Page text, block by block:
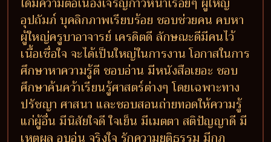
อุปถัมภ์ บุคลิกภาพเรียบร้อย ชอบช่วยคน คบหา
ผู้ใหญ่ครูบาอาจารย์ เครดิตดี ลักษณะดีมีคนไว้
เนื้อเชื่อใจ จะได้เป็นใหญ่ในการงาน โอกาสในการ
ศึกษาหาความรู้ดี ชอบอ่าน มีหนังสือเยอะ ชอบ
ศึกษาค้นคว้าเรียนรู้ศาสตร์ต่างๆ โดยเฉพาะทาง
ปรัชญา ศาสนา และชอบสอนถ่ายทอดให้ความรู้
แก่ผู้อื่น มีนิสัยใจดี ใจเย็น มีเมตตา สติปัญญาดี มี